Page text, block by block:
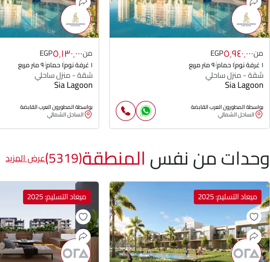
من٥٬٩٤٠٬٠٠٠EGP
١ غرفة نوم ١ حمام ٩٠ متر مربع
شقة - منزل ساحلي
Sia Lagoon
بواسطة المطورون العرب القابضة
الساحل الشمالي
من٥٬١٣٠٬٠٠٠EGP
١ غرفة نوم ١ حمام ٩٠ متر مربع
شقة - منزل ساحلي
Sia Lagoon
بواسطة المطورون العرب القابضة
الساحل الشمالي
وحدات من نفسالمنطقة(5319) عرض المزيد
ميعاد التسليم: 2025 ميعاد التسليم: 2025